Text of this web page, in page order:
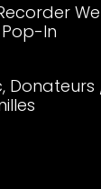
In